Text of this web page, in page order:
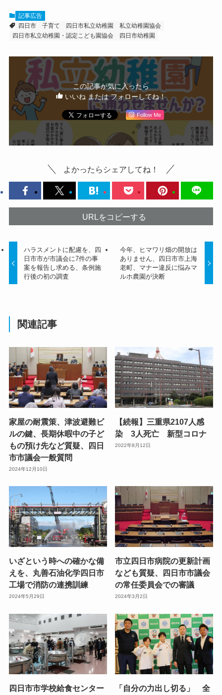
記事広告
四日市
子育て 四日市私立幼稚園
私立幼稚園協会
四日市私立幼稚園・認定こども園協会
四日市幼稚園
この記事が気に入ったら
いいね または フォローしてね！
Follow Me
よかったらシェアしてね！
URLをコピーする
ハラスメントに配慮を、四
日市市が市議会に7件の事
案を報告し求める、条例施
行後の初の調査
今年、ヒマワリ畑の開放は
ありません、四日市市上海
老町、マナー違反に悩みマ
ルホ農園が決断
関連記事
家屋の耐震策、津波避難ビ
ルの鍵、長期休暇中の子ど
もの預け先など質疑、四日
市市議会一般質問
2024年12月10日
【続報】三重県2107人感
染 3人死亡 新型コロナ
2022年8月12日
いざという時への確かな備
えを、丸善石油化学四日市
工場で消防の連携訓練
2024年5月29日
市立四日市病院の更新計画
なども質疑、四日市市議会
の常任委員会での審議
2024年3月2日
四日市市学校給食センター
「自分の力出し切る」 全